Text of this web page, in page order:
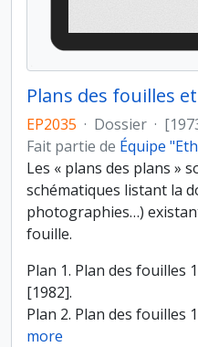
EP2035 · Dossier ·
Fait partie de Équipe
Les « plans des plans »
schématiques listant la
photographies…)
fouille.
Plan 1. Plan des fouilles
[1982].
Plan 2. Plan des fouilles
more